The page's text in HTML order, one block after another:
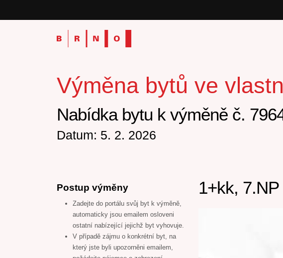
Výměna bytů ve
Nabídka bytu k výměně č.
Datum: 5. 2. 2026
Postup výměny
Zadejte do portálu svůj byt k výměně,
automaticky jsou emailem osloveni
ostatní nabízející jejichž byt vyhovuje.
V případě zájmu o konkrétní byt, na
který jste byli upozorněni emailem,
1+kk, 7.NP